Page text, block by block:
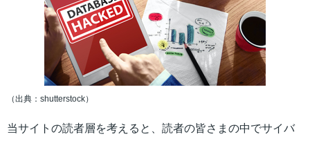
（出典：shutterstock）
当サイトの読者層を考えると、読者の皆さまの中でサイバ